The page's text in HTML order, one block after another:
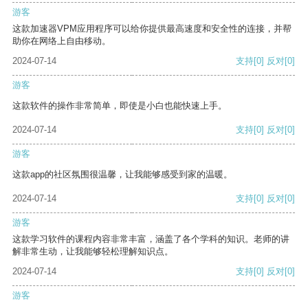
游客
这款加速器VPM应用程序可以给你提供最高速度和安全性的连接，并帮
助你在网络上自由移动。
2024-07-14
支持[0] 反对[0]
游客
这款软件的操作非常简单，即使是小白也能快速上手。
2024-07-14 支持[0] 反对[0]
游客
这款app的社区氛围很温馨，让我能够感受到家的温暖。
2024-07-14 支持[0] 反对[0]
游客
这款学习软件的课程内容非常丰富，涵盖了各个学科的知识。老师的讲
解非常生动，让我能够轻松理解知识点。
2024-07-14
支持[0] 反对[0]
游客